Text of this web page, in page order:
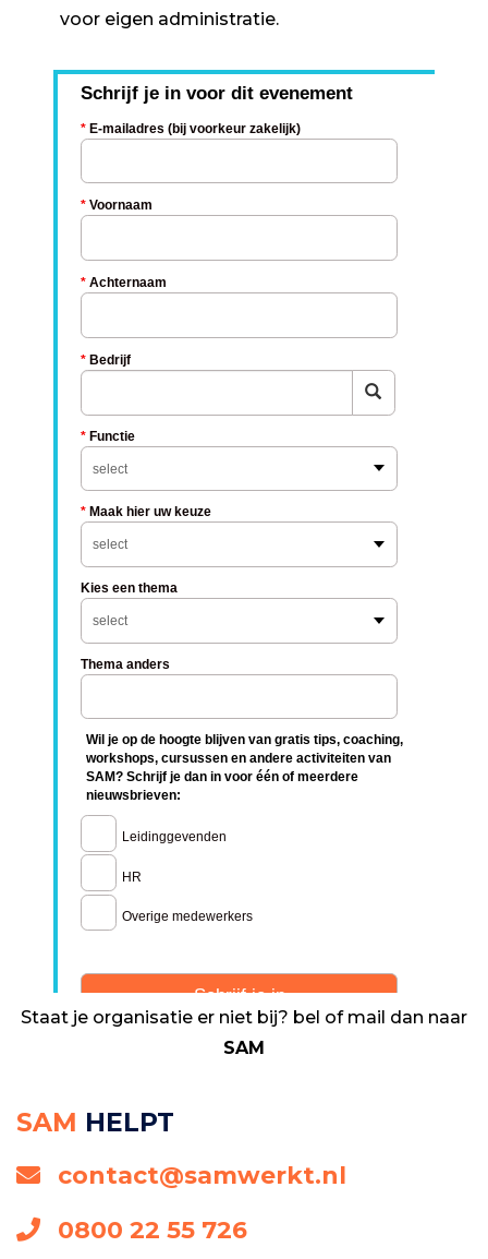
voor eigen administratie.
Staat je organisatie er niet bij? bel of mail dan naar
SAM
SAM HELPT
contact@samwerkt.nl
0800 22 55 726